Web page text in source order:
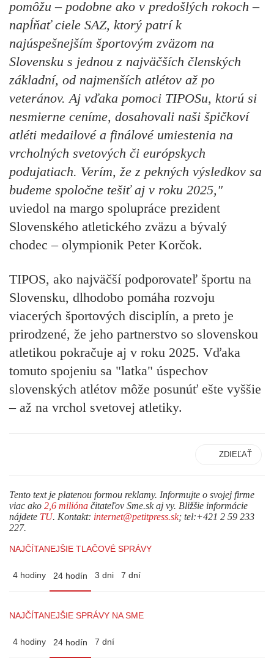
pomôžu – podobne ako v predošlých rokoch –
napĺňať ciele SAZ, ktorý patrí k
najúspešnejším športovým zväzom na
Slovensku s jednou z najväčších členských
základní, od najmenších atlétov až po
veteránov. Aj vďaka pomoci TIPOSu, ktorú si
nesmierne ceníme, dosahovali naši špičkoví
atléti medailové a finálové umiestenia na
vrcholných svetových či európskych
podujatiach. Verím, že z pekných výsledkov sa
budeme spoločne tešiť aj v roku 2025,"
uviedol na margo spolupráce prezident
Slovenského atletického zväzu a bývalý
chodec – olympionik Peter Korčok.
TIPOS, ako najväčší podporovateľ športu na
Slovensku, dlhodobo pomáha rozvoju
viacerých športových disciplín, a preto je
prirodzené, že jeho partnerstvo so slovenskou
atletikou pokračuje aj v roku 2025. Vďaka
tomuto spojeniu sa "latka" úspechov
slovenských atlétov môže posunúť ešte vyššie
– až na vrchol svetovej atletiky.
ZDIEĽAŤ
Tento text je platenou formou reklamy. Informujte o svojej firme
viac ako 2,6 milióna čitateľov Sme.sk aj vy. Bližšie informácie
nájdete TU. Kontakt: internet@petitpress.sk; tel:+421 2 59 233
227.
NAJČÍTANEJŠIE TLAČOVÉ SPRÁVY
4 hodiny 24 hodín 3 dni 7 dní
NAJČÍTANEJŠIE SPRÁVY NA SME
4 hodiny 24 hodín 7 dní